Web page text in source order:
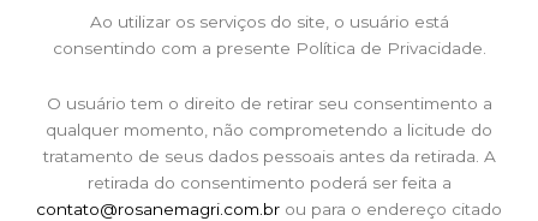
Ao utilizar os serviços do site, o usuário está
consentindo com a presente Política de Privacidade.
O usuário tem o direito de retirar seu consentimento a
qualquer momento, não comprometendo a licitude do
tratamento de seus dados pessoais antes da retirada. A
retirada do consentimento poderá ser feita a
contato@rosanemagri.com.br ou para o endereço citado